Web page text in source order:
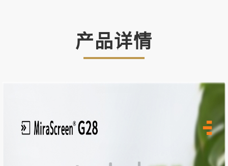
产品详情